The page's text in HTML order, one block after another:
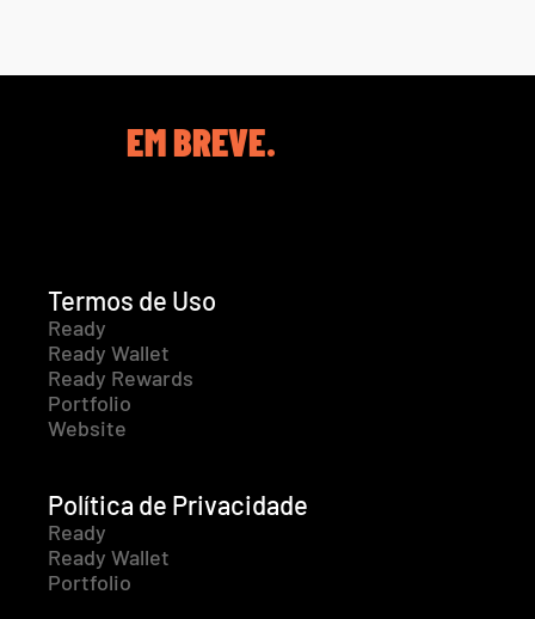
EM BREVE.
Termos de Uso
Ready
Ready Wallet
Ready Rewards
Portfolio
Website
Política de Privacidade
Ready
Ready Wallet
Portfolio